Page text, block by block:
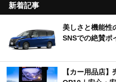
新着記事
美しさと機能性
SNSでの絶賛ポ
【カー用品店